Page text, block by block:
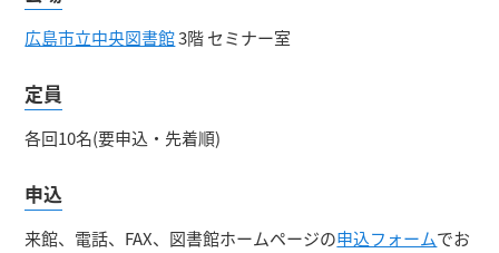
広島市立中央図書館3階 セミナー室
定員
各回10名(要申込・先着順)
申込
来館、電話、FAX、図書館ホームページの申込フォームでお